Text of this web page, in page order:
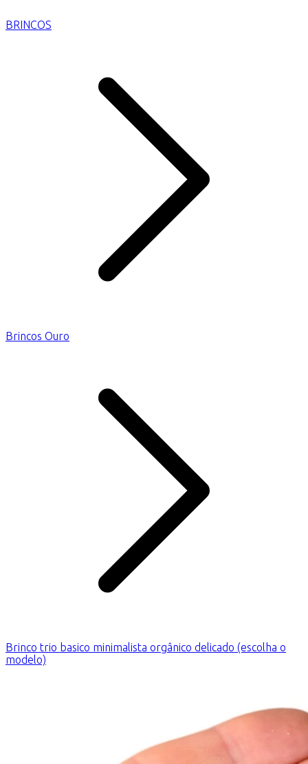
BRINCOS
Brincos Ouro
Brinco trio basico minimalista orgânico delicado (escolha o
modelo)